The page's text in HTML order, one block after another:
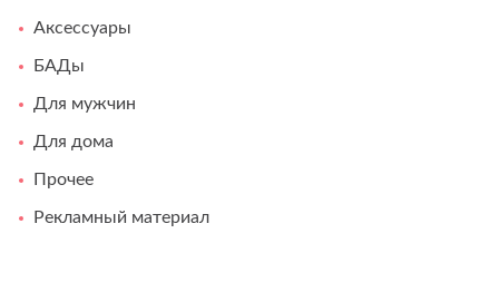
Аксессуары
БАДы
Для мужчин
Для дома
Прочее
Рекламный материал